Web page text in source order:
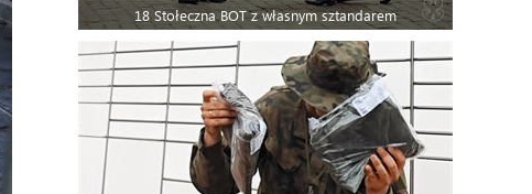
18 Stołeczna BOT z własnym sztandarem